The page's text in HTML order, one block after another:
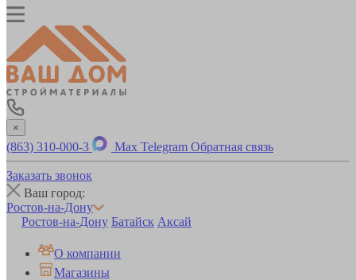
×
(863) 310-000-3 Max Telegram Обратная связь
Заказать звонок
Ваш город:
Ростов-на-Дону
Ростов-на-Дону Батайск Аксай
О компании
Магазины